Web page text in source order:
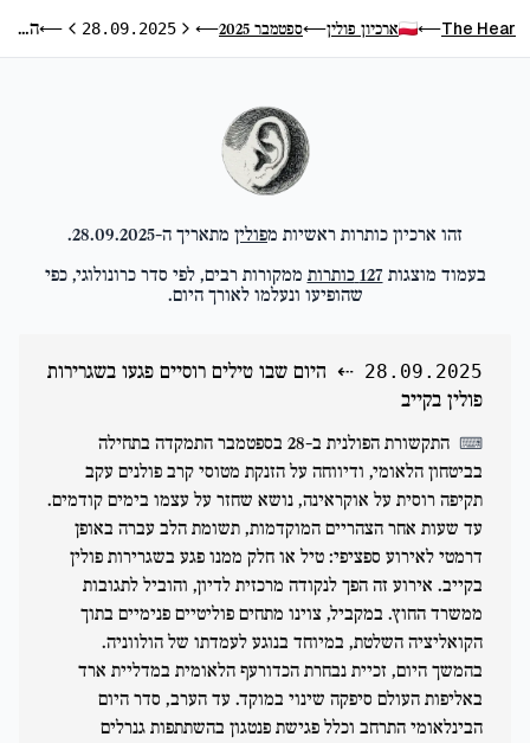
The Hear
⟵ ארכיון פולין⟵ספטמבר 2025 ⟵היום הקודם
28.09.2025 היום הבא
⟵ היום שבו טילים רוסיים פגעו בשגרירות פולין בקייב
זהו ארכיון כותרות ראשיות מפולין מתאריך ה-28.09.2025
.
בעמוד מוצגות 127 כותרות ממקורות רבים, לפי סדר כרונולוגי, כפי
שהופיעו ונעלמו לאורך היום.
28.09.2025
⇠ היום שבו טילים רוסיים פגעו בשגרירות
פולין בקייב
⌨
התקשורת הפולנית ב-28 בספטמבר התמקדה בתחילה
בביטחון הלאומי, ודיווחה על הזנקת מטוסי קרב פולנים עקב
תקיפה רוסית על אוקראינה, נושא שחזר על עצמו בימים קודמים.
עד שעות אחר הצהריים המוקדמות, תשומת הלב עברה באופן
דרמטי לאירוע ספציפי: טיל או חלק ממנו פגע בשגרירות פולין
בקייב. אירוע זה הפך לנקודה מרכזית לדיון, והוביל לתגובות
ממשרד החוץ. במקביל, צוינו מתחים פוליטיים פנימיים בתוך
הקואליציה השלטת, במיוחד בנוגע לעמדתו של הולווניה.
בהמשך היום, זכיית נבחרת הכדורעף הלאומית במדליית ארד
באליפות העולם סיפקה שינוי במוקד. עד הערב, סדר היום
הבינלאומי התרחב וכלל פגישת פנטגון בהשתתפות גנרלים